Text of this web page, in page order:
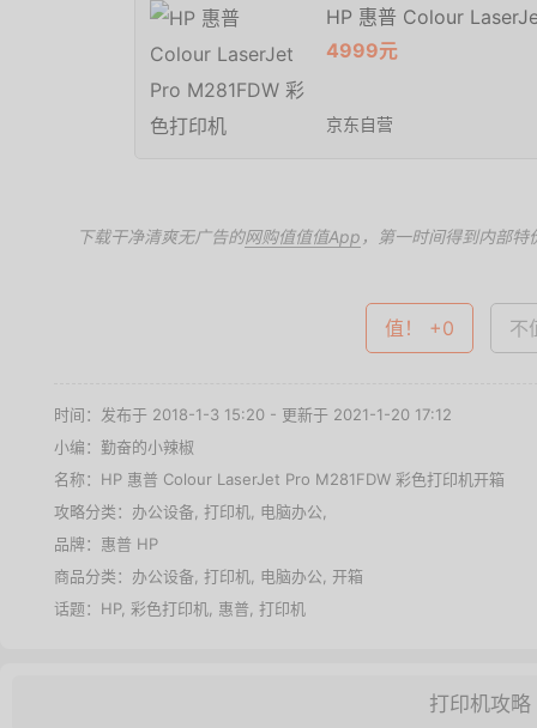
HP 惠普 Colour
4999元
京东自营
下载干净清爽无广告的网购值值值App ，第一时间得到内部特
值！ +0 不
时间：发布于 2018-1-3 15:20 - 更新于 2021-1-20 17:12
小编：勤奋的小辣椒
名称： HP 惠普 Colour LaserJet Pro M281FDW 彩色打印机开箱
攻略分类： 办公设备 打印机 电脑办公
品牌： 惠普 HP
商品分类： 办公设备 打印机 电脑办公 开箱
话题： HP, 彩色打印机 惠普 打印机
打印机攻略